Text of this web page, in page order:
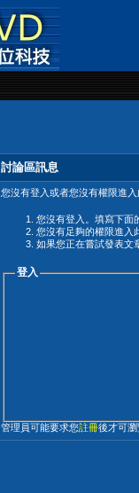
討論區訊息
您沒有登入或者您沒有權限進
您沒有登入。填寫下面
您沒有足夠的權限進入
如果您正在嘗試發表文
登入
管理員可能要求您註冊後才可瀏